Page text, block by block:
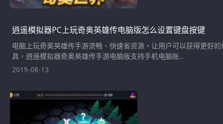
逍遥模拟器PC上玩奇奥英雄传电脑版怎么设置键盘按键
电脑上玩奇奥英雄传手游流畅、快速省资源，让用户可以获得更好
具，逍遥模拟器奇奥英雄传手游电脑版支持手机电脑账...
2019-08-13